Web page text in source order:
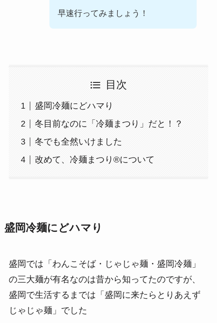
早速行ってみましょう！
目次
盛岡冷麺にどハマり
冬目前なのに「冷麺まつり」だと！？
冬でも全然いけました
改めて、冷麺まつり®️について
盛岡冷麺にどハマり
盛岡では「わんこそば・じゃじゃ麺・盛岡冷麺」
の三大麺が有名なのは昔から知ってたのですが、
盛岡で生活するまでは「盛岡に来たらとりあえず
じゃじゃ麺」でした